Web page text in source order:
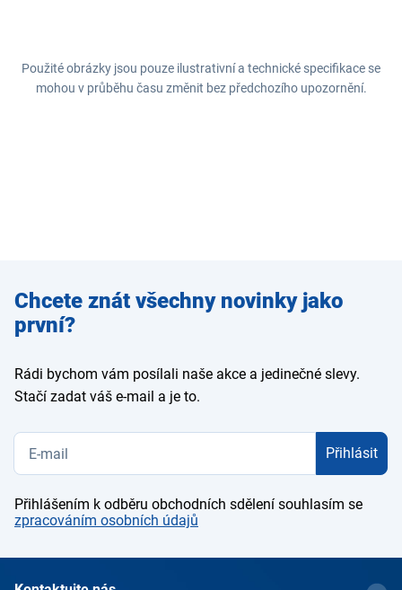
Použité obrázky jsou pouze ilustrativní a technické specifikace se
mohou v průběhu času změnit bez předchozího upozornění.
Zadejte
e-mail
Chcete znát všechny novinky jako
první?
Rádi bychom vám posílali naše akce a jedinečné slevy.
Stačí zadat váš e-mail a je to.
Přihlásit
Přihlášením k odběru obchodních sdělení souhlasím se
zpracováním osobních údajů